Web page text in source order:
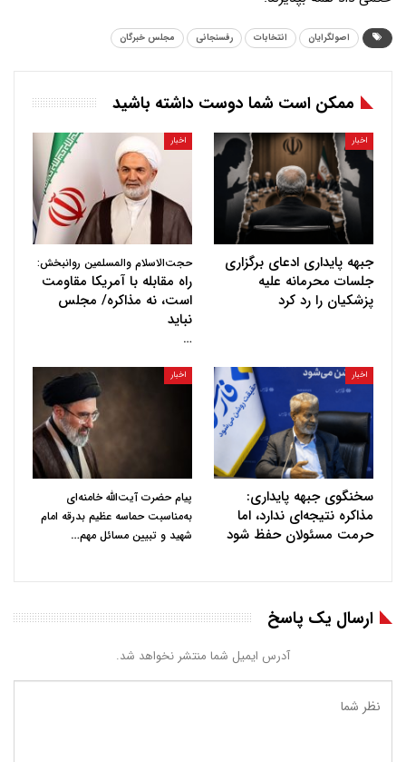
اصولگرایان انتخابات رفسنجانی مجلس خبرگان
ممکن است شما دوست داشته باشید
اخبار
جبهه پایداری ادعای برگزاری
جلسات محرمانه علیه
پزشکیان را رد کرد
اخبار
حجت‌الاسلام والمسلمین روانبخش:
راه مقابله با آمریکا مقاومت
است، نه مذاکره/ مجلس
نباید
…
اخبار
سخنگوی جبهه پایداری:
مذاکره نتیجه‌ای ندارد، اما
حرمت مسئولان حفظ شود
اخبار
پیام حضرت آیت‌الله خامنه‌ای
به‌مناسبت حماسه عظیم بدرقه امام
شهید و تبیین مسائل مهم…
ارسال یک پاسخ
آدرس ایمیل شما منتشر نخواهد شد.